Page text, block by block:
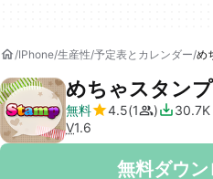
IPhone 生産性 予定表とカレンダー め
めちゃスタンプ
無料
4.5 1
30.7K
V1.6
無料ダウン